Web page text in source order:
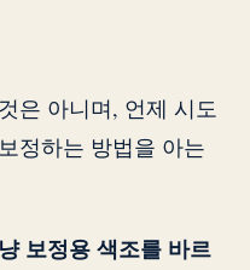
은 아니며, 언제 시도
정하는 방법을 아는
보정용 색조를 바르